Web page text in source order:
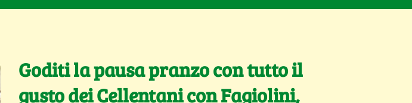
Goditi la pausa pranzo con tutto il
gusto dei Cellentani con Fagiolini,